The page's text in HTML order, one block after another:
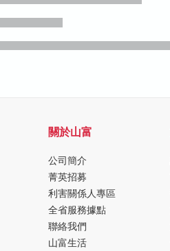
關於山富
公司簡介
菁英招募
利害關係人專區
全省服務據點
聯絡我們
山富生活